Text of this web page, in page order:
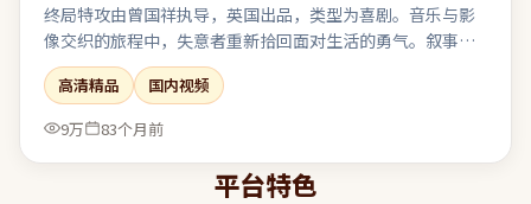
终局特攻由曾国祥执导，英国出品，类型为喜剧。音乐与影
像交织的旅程中，失意者重新拾回面对生活的勇气。叙事在
回忆与现实之间切换，人物动机随着线索推进层层剥茧。值
得在大银幕或高质量终端上观看，声画细节信息丰富。
高清精品
国内视频
9万
83个月前
平台特色